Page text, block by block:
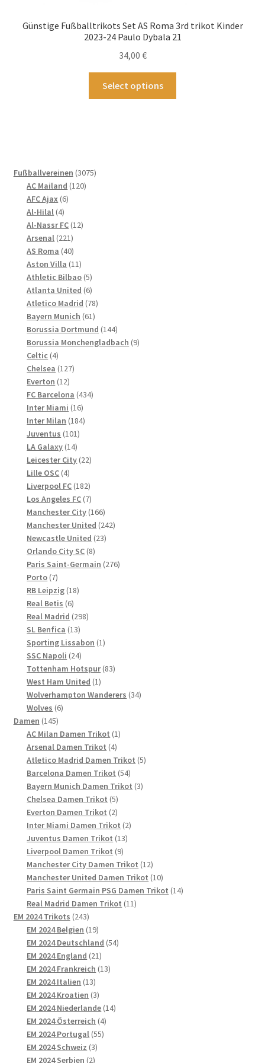
Günstige Fußballtrikots Set AS Roma 3rd trikot Kinder
2023-24 Paulo Dybala 21
34,00 €
Select options
Fußballvereinen 30753075
AC Mailand 120120
AFC Ajax 66
Al-Hilal 44
Produkte
Al-Nassr FC 1212
Arsenal 221221
Produkte
AS Roma 4040
Produkte
Aston Villa 1111
Produkte
Athletic Bilbao 55
Produkte
Atlanta United 66
Produkte
Atletico Madrid 7878
Bayern Munich 6161
Produkte
Borussia Dortmund 144144
Produkte
Borussia Monchengladbach 99
Celtic 44
Produkte
Chelsea 127127
Everton 1212
Produkte
FC Barcelona 434434
Inter Miami 1616
Produkte
Inter Milan 184184
Juventus 101101
LA Galaxy 1414
Produkte
Leicester City 2222
Lille OSC 44
Produkte
Liverpool FC 182182
Produkte
Los Angeles FC 77
Produkte
Manchester City 166166
Produkte
Manchester United 242242
Newcastle United 2323
Orlando City SC 88
Produkte
Paris Saint-Germain 276276
Porto 77
Produkte
RB Leipzig 1818
Real Betis 66
Produkte
Real Madrid 298298
SL Benfica 1313
Produkte
Sporting Lissabon 11
SSC Napoli 2424
Produkte
Tottenham Hotspur 8383
West Ham United 11
Produkt
Wolverhampton Wanderers 3434
Wolves 66
Damen 145145
Produkte
AC Milan Damen Trikot 11
Arsenal Damen Trikot 44
Produkte
Atletico Madrid Damen Trikot 55
Barcelona Damen Trikot 5454
Produkte
Bayern Munich Damen Trikot 33
Chelsea Damen Trikot 55
Produkte
Everton Damen Trikot 22
Produkte
Inter Miami Damen Trikot 22
Juventus Damen Trikot 1313
Liverpool Damen Trikot 99
Produkte
Manchester City Damen Trikot 1212
Produkte
Manchester United Damen Trikot 1010
Produkte
Paris Saint Germain PSG Damen Trikot 1414
Real Madrid Damen Trikot 1111
EM 2024 Trikots 243243
Produkte
EM 2024 Belgien 1919
Produkte
EM 2024 Deutschland 5454
EM 2024 England 2121
Produkte
EM 2024 Frankreich 1313
EM 2024 Italien 1313
Produkte
EM 2024 Kroatien 33
Produkte
EM 2024 Niederlande 1414
EM 2024 Österreich 44
EM 2024 Portugal 5555
EM 2024 Schweiz 33
EM 2024 Serbien 22